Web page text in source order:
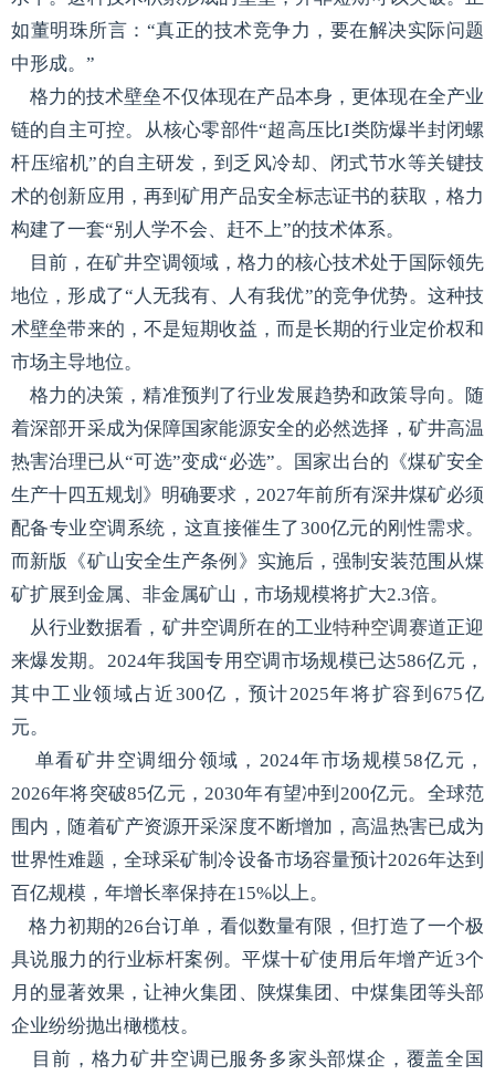
如董明珠所言：“真正的技术竞争力，要在解决实际问题
中形成。”
格力的技术壁垒不仅体现在产品本身，更体现在全产业
链的自主可控。从核心零部件“超高压比I类防爆半封闭螺
杆压缩机”的自主研发，到乏风冷却、闭式节水等关键技
术的创新应用，再到矿用产品安全标志证书的获取，格力
构建了一套“别人学不会、赶不上”的技术体系。
目前，在矿井空调领域，格力的核心技术处于国际领先
地位，形成了“人无我有、人有我优”的竞争优势。这种技
术壁垒带来的，不是短期收益，而是长期的行业定价权和
市场主导地位。
格力的决策，精准预判了行业发展趋势和政策导向。随
着深部开采成为保障国家能源安全的必然选择，矿井高温
热害治理已从“可选”变成“必选”。国家出台的《煤矿安全
生产十四五规划》明确要求，2027年前所有深井煤矿必须
配备专业空调系统，这直接催生了300亿元的刚性需求。
而新版《矿山安全生产条例》实施后，强制安装范围从煤
矿扩展到金属、非金属矿山，市场规模将扩大2.3倍。
从行业数据看，矿井空调所在的工业特种空调 赛道正迎
来爆发期。2024年我国专用空调市场规模已达586亿元，
其中工业领域占近300亿，预计2025年将扩容到675亿
元。
单看矿井空调细分领域，2024年市场规模58亿元，
2026年将突破85亿元，2030年有望冲到200亿元。全球范
围内，随着矿产资源开采深度不断增加，高温热害已成为
世界性难题，全球采矿制冷设备市场容量预计2026年达到
百亿规模，年增长率保持在15%以上。
格力初期的26台订单，看似数量有限，但打造了一个极
具说服力的行业标杆案例。平煤十矿使用后年增产近3个
月的显著效果，让神火集团、陕煤集团、中煤集团等头部
企业纷纷抛出橄榄枝。
目前，格力矿井空调已服务多家头部煤企，覆盖全国